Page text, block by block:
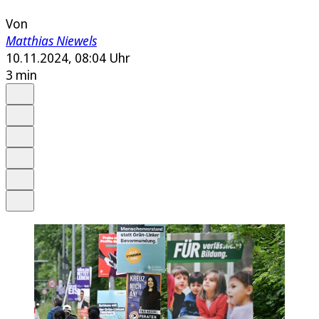
Von
Matthias Niewels
10.11.2024, 08:04 Uhr
3 min